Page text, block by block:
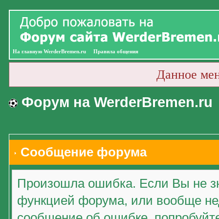
На главную WerderBremen.ru Правила общения
Данное
Форум на WerderBremen.ru
Сообщение форума
Произошла ошибка. Если Вы не
функцией форума, или вообще